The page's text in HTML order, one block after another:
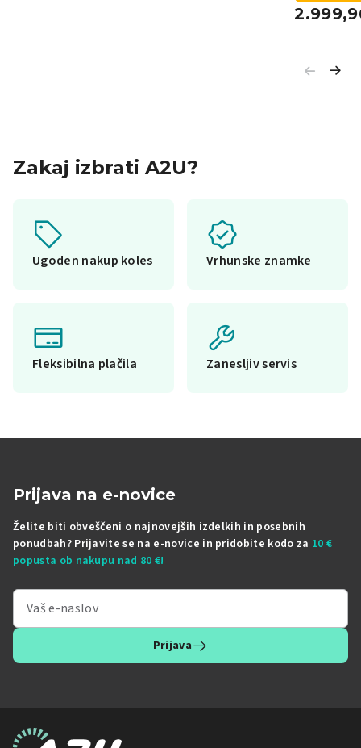
Zakaj izbrati A2U?
Ugoden nakup koles Vrhunske znamke
Fleksibilna plačila Zanesljiv servis
Prijava na e-novice
Želite biti obveščeni o najnovejših izdelkih in posebnih
ponudbah? Prijavite se na e-novice in pridobite kodo za 10 €
popusta ob nakupu nad 80 €!
Prijava